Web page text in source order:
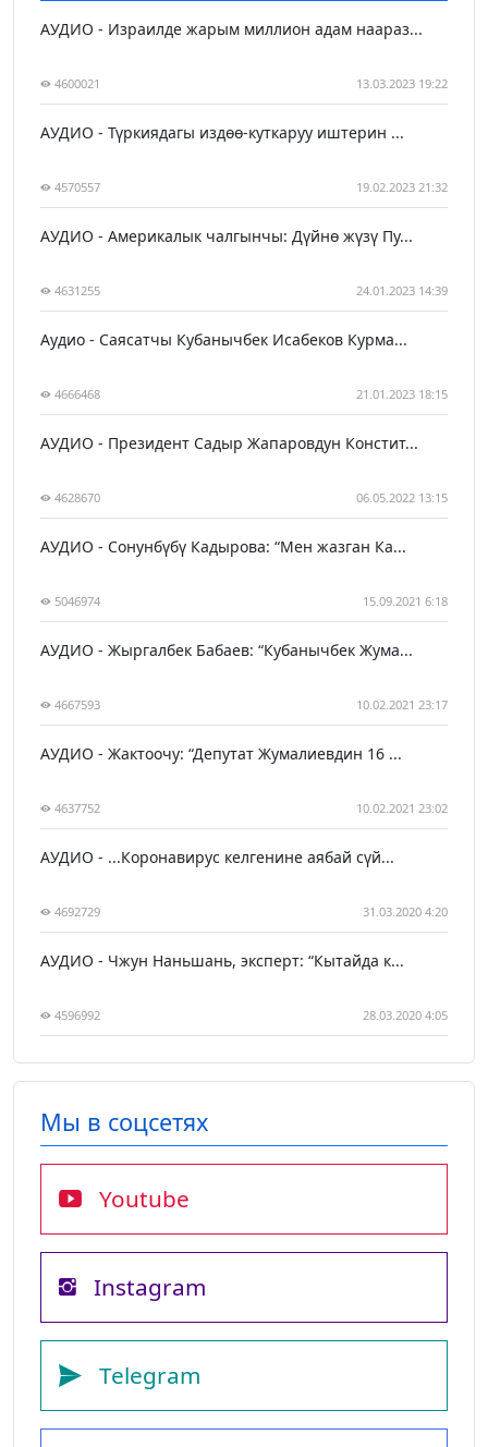
АУДИО - Израилде жарым миллион адам наараз...
4600021 13.03.2023 19:22
АУДИО - Түркиядагы издөө-куткаруу иштерин ...
4570557 19.02.2023 21:32
АУДИО - Америкалык чалгынчы: Дүйнө жүзү Пу...
4631255 24.01.2023 14:39
Аудио - Саясатчы Кубанычбек Исабеков Курма...
4666468 21.01.2023 18:15
АУДИО - Президент Садыр Жапаровдун Констит...
4628670 06.05.2022 13:15
АУДИО - Сонунбүбү Кадырова: “Мен жазган Ка...
5046974 15.09.2021 6:18
АУДИО - Жыргалбек Бабаев: “Кубанычбек Жума...
4667593 10.02.2021 23:17
АУДИО - Жактоочу: “Депутат Жумалиевдин 16 ...
4637752 10.02.2021 23:02
АУДИО - ...Коронавирус келгенине аябай сүй...
4692729 31.03.2020 4:20
АУДИО - Чжун Наньшань, эксперт: “Кытайда к...
4596992 28.03.2020 4:05
Мы в соцсетях
Youtube
Instagram
Telegram